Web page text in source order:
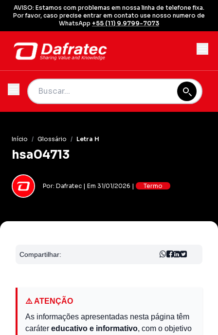
AVISO: Estamos com problemas em nossa linha de telefone fixa.
Por favor, caso precise entrar em contato use nosso numero de
WhatsApp +55 (11) 9.9799-7073
Início / Glossário / Letra H
hsa04713
Por: Dafratec | Em 31/01/2026 | Termo
Compartilhar:
⚠️ ATENÇÃO
As informações apresentadas nesta página têm
caráter educativo e informativo, com o objetivo